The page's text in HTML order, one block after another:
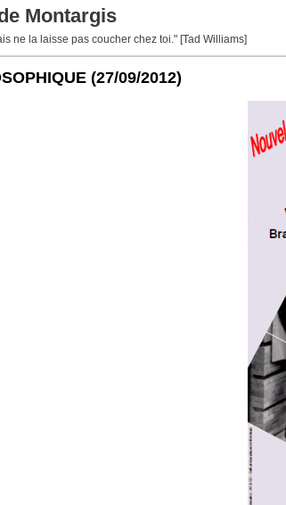
Montargis
ne la laisse pas coucher chez toi." [Tad Williams]
(27/09/2012)